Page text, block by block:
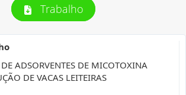
Trabalho
ADSORVENTES DE MICOTOXINA
DE VACAS LEITEIRAS